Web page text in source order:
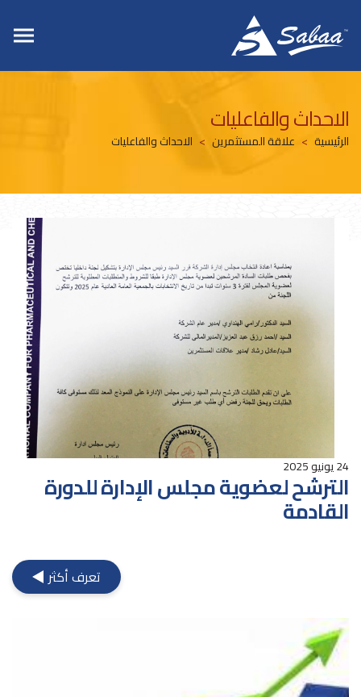
الاحداث والفاعليات
الرئيسية علاقة المستثمرين الاحداث والفاعليات
الترشح لعضوية مجلس الإدارة للدورة
القادمة
24 يونيو 2025
تعرف أكثر